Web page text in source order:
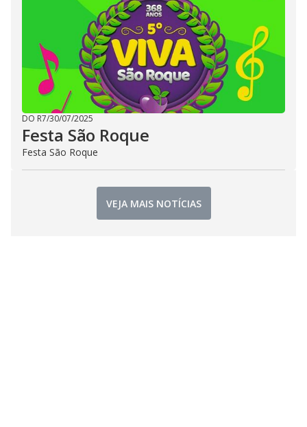
DO R7/30/07/2025
Festa São Roque
Festa São Roque
VEJA MAIS NOTÍCIAS